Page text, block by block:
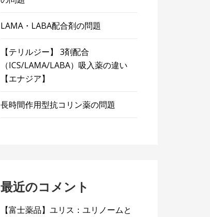
LAMA・LABA配合剤の問題
【テリルジー】 3剤配合
（ICS/LAMA/LABA）吸入薬の違い
【エナジア】
長時間作用型抗コリン薬の問題
最近のコメント
【富士薬品】ユリス：ユリノームと